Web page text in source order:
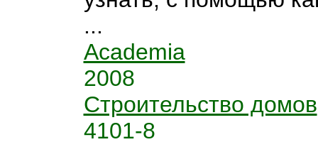
...
Academia
2008
Строительство домов
4101-8